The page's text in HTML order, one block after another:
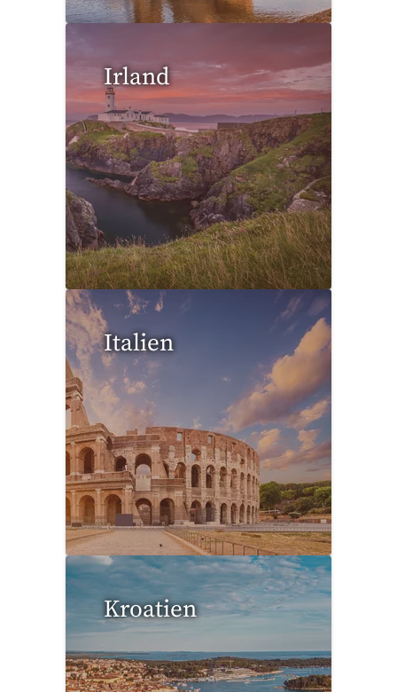
Irland
0 Reisen gefunden
Italien
99 Reisen gefunden
Kroatien